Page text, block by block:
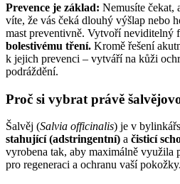
Prevence je základ: Nemusíte čekat,
víte, že vás čeká dlouhý výšlap nebo
mast preventivně. Vytvoří neviditelný
bolestivému tření. Kromě řešení
k jejich prevenci – vytváří na kůži
podráždění.
Proč si vybrat právě
Šalvěj (Salvia officinalis) je v
stahující (adstringentní) a čisticí
vyrobena tak, aby maximálně využila
pro regeneraci a ochranu vaší pokožky.